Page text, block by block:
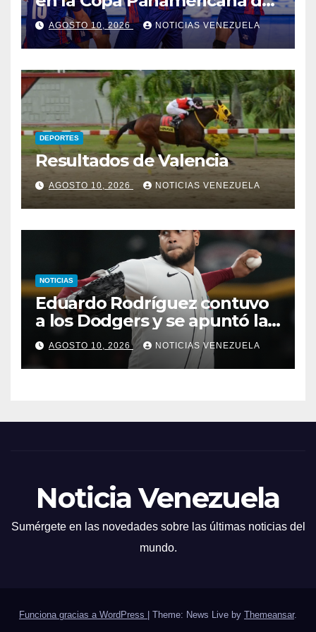
Voleibol U17
AGOSTO 10, 2026 NOTICIAS VENEZUELA
DEPORTES
Resultados de Valencia
AGOSTO 10, 2026 NOTICIAS VENEZUELA
NOTICIAS
Eduardo Rodríguez contuvo
a los Dodgers y se apuntó la
victoria
AGOSTO 10, 2026 NOTICIAS VENEZUELA
Noticia Venezuela
Sumérgete en las novedades sobre las últimas noticias del
mundo.
Funciona gracias a WordPress Theme: News Live by Themeansar.